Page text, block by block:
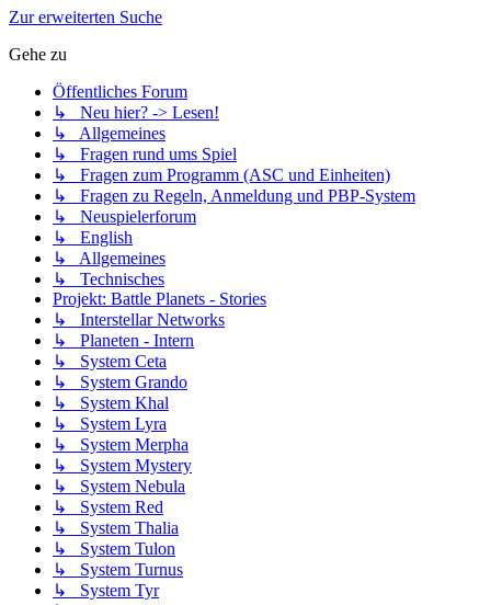
Zur erweiterten Suche
Gehe zu
Öffentliches Forum
↳ Neu hier? -> Lesen!
↳ Allgemeines
↳ Fragen rund ums Spiel
↳ Fragen zum Programm (ASC und Einheiten)
↳ Fragen zu Regeln, Anmeldung und PBP-System
↳ Neuspielerforum
↳ English
↳ Allgemeines
↳ Technisches
Projekt: Battle Planets - Stories
↳ Interstellar Networks
↳ Planeten - Intern
↳ System Ceta
↳ System Grando
↳ System Khal
↳ System Lyra
↳ System Merpha
↳ System Mystery
↳ System Nebula
↳ System Red
↳ System Thalia
↳ System Tulon
↳ System Turnus
↳ System Tyr